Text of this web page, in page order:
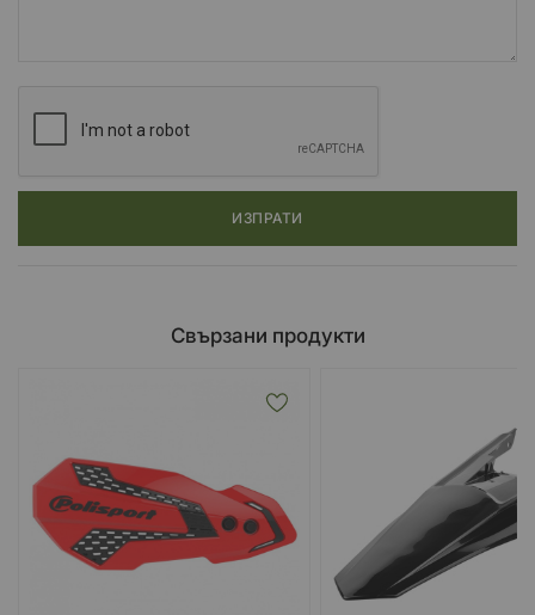
ИЗПРАТИ
Свързани продукти